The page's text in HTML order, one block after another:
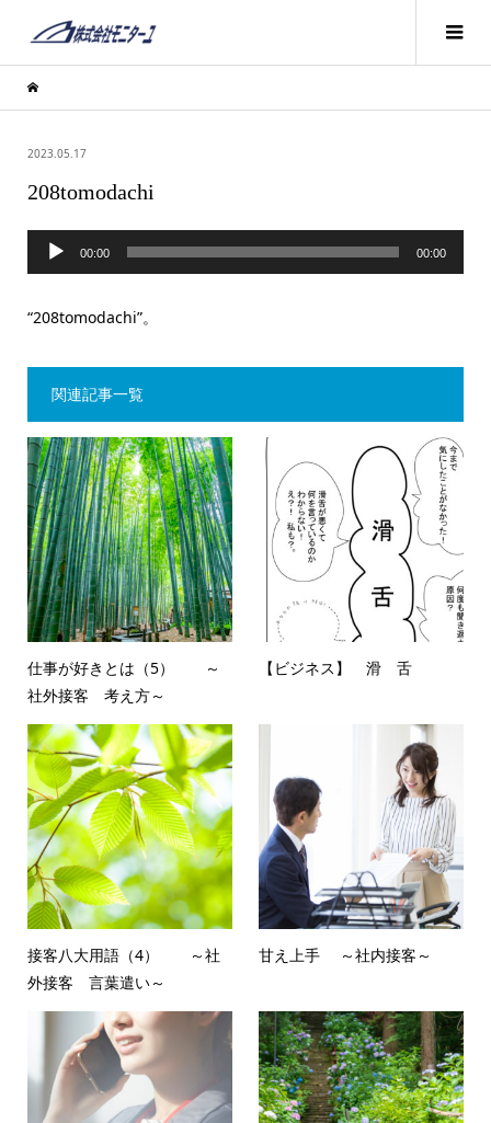
2023.05.17
208tomodachi
声
プ
ー
00:00 00:00
“208tomodachi”。
関連記事一覧
仕事が好きとは（5） ～
社外接客 考え方～
【ビジネス】 滑 舌
接客八大用語（4） ～社
外接客 言葉遣い～
甘え上手 ～社内接客～